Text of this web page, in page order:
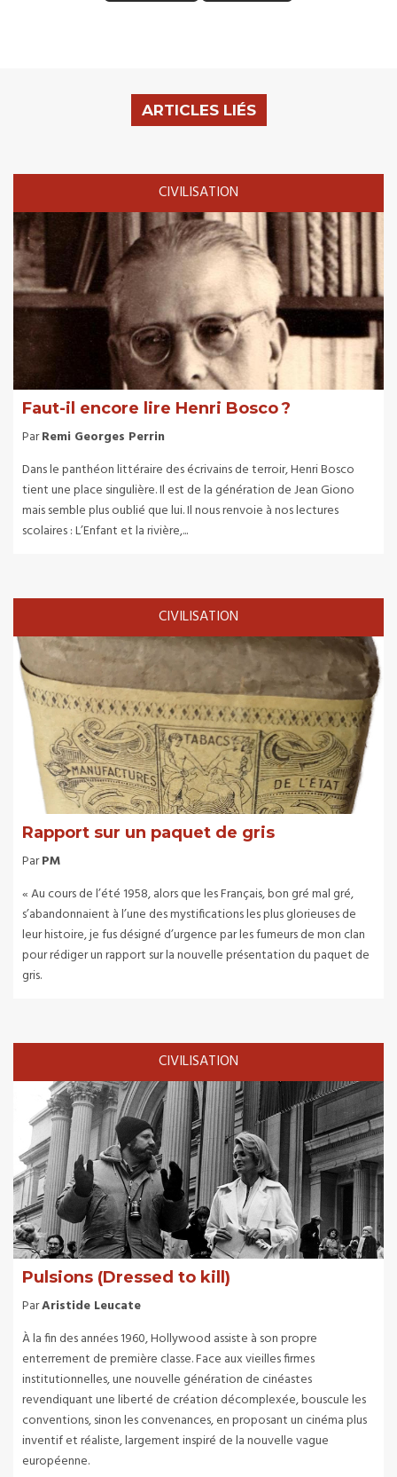
ARTICLES LIÉS
CIVILISATION
Faut-il encore lire Henri Bosco ?
ParRemi Georges Perrin
Dans le panthéon littéraire des écrivains de terroir, Henri Bosco
tient une place singulière. Il est de la génération de Jean Giono
mais semble plus oublié que lui. Il nous renvoie à nos lectures
scolaires : L’Enfant et la rivière,...
CIVILISATION
Rapport sur un paquet de gris
ParPM
« Au cours de l’été 1958, alors que les Français, bon gré mal gré,
s’abandonnaient à l’une des mystifications les plus glorieuses de
leur histoire, je fus désigné d’urgence par les fumeurs de mon clan
pour rédiger un rapport sur la nouvelle présentation du paquet de
gris.
CIVILISATION
Pulsions (Dressed to kill)
ParAristide Leucate
À la fin des années 1960, Hollywood assiste à son propre
enterrement de première classe. Face aux vieilles firmes
institutionnelles, une nouvelle génération de cinéastes
revendiquant une liberté de création décomplexée, bouscule les
conventions, sinon les convenances, en proposant un cinéma plus
inventif et réaliste, largement inspiré de la nouvelle vague
européenne.